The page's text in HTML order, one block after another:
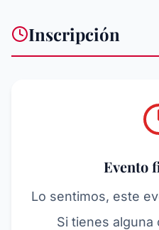
Inscripción
Evento
Lo sentimos, este
Si tienes